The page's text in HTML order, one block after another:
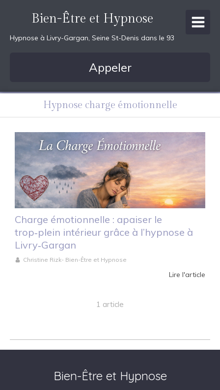
Bien-Être et Hypnose
Hypnose à Livry-Gargan, Seine St-Denis dans le 93
Appeler
Hypnose charge émotionnelle
Charge émotionnelle : apaiser le
trop‑plein intérieur grâce à l’hypnose à
Livry‑Gargan
Christine Rizk- Bien-Être et Hypnose
Lire l'article
1 article
Bien-Être et Hypnose